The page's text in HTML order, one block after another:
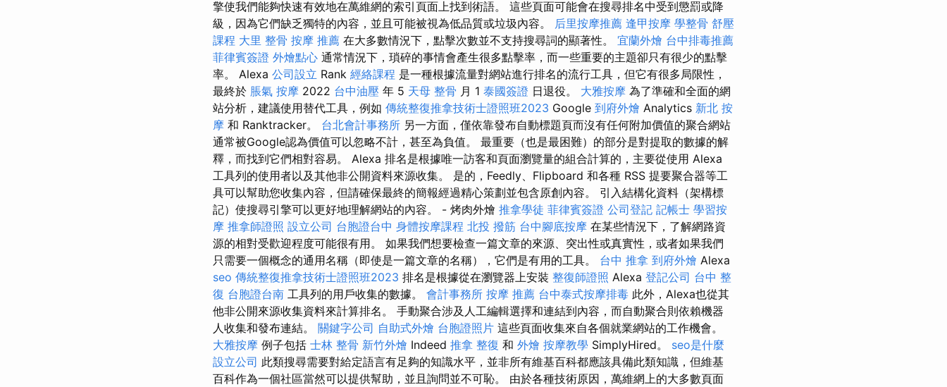
擎使我們能夠快速有效地在萬維網的索引頁面上找到術語。 這些頁面可能會在搜尋排名中受到懲罰或降
級，因為它們缺乏獨特的內容，並且可能被視為低品質或垃圾內容。 后里按摩推薦 逢甲按摩 學整骨 舒壓
課程 大里 整骨 按摩 推薦 在大多數情況下，點擊次數並不支持搜尋詞的顯著性。 宜蘭外燴 台中排毒推薦
菲律賓簽證 外燴點心 通常情況下，瑣碎的事情會產生很多點擊率，而一些重要的主題卻只有很少的點擊
率。 Alexa 公司設立 Rank 經絡課程 是一種根據流量對網站進行排名的流行工具，但它有很多局限性，
最終於 脹氣 按摩 2022 台中油壓 年 5 天母 整骨 月 1 泰國簽證 日退役。 大雅按摩 為了準確和全面的網
站分析，建議使用替代工具，例如 傳統整復推拿技術士證照班2023 Google 到府外燴 Analytics 新北 按
摩 和 Ranktracker。 台北會計事務所 另一方面，僅依靠發布自動標題頁而沒有任何附加價值的聚合網站
通常被Google認為價值可以忽略不計，甚至為負值。 最重要（也是最困難）的部分是對提取的數據的解
釋，而找到它們相對容易。 Alexa 排名是根據唯一訪客和頁面瀏覽量的組合計算的，主要從使用 Alexa
工具列的使用者以及其他非公開資料來源收集。 是的，Feedly、Flipboard 和各種 RSS 提要聚合器等工
具可以幫助您收集內容，但請確保最終的簡報經過精心策劃並包含原創內容。 引入結構化資料（架構標
記）使搜尋引擎可以更好地理解網站的內容。 - 烤肉外燴 推拿學徒 菲律賓簽證 公司登記 記帳士 學習按
摩 推拿師證照 設立公司 台胞證台中 身體按摩課程 北投 撥筋 台中腳底按摩 在某些情況下，了解網路資
源的相對受歡迎程度可能很有用。 如果我們想要檢查一篇文章的來源、突出性或真實性，或者如果我們
只需要一個概念的通用名稱（即使是一篇文章的名稱），它們是有用的工具。 台中 推拿 到府外燴 Alexa
seo 傳統整復推拿技術士證照班2023 排名是根據從在瀏覽器上安裝 整復師證照 Alexa 登記公司 台中 整
復 台胞證台南 工具列的用戶收集的數據。 會計事務所 按摩 推薦 台中泰式按摩排毒 此外，Alexa也從其
他非公開來源收集資料來計算排名。 手動聚合涉及人工編輯選擇和連結到內容，而自動聚合則依賴機器
人收集和發布連結。 關鍵字公司 自助式外燴 台胞證照片 這些頁面收集來自各個就業網站的工作機會。
大雅按摩 例子包括 士林 整骨 新竹外燴 Indeed 推拿 整復 和 外燴 按摩教學 SimplyHired。 seo是什麼
設立公司 此類搜尋需要對給定語言有足夠的知識水平，並非所有維基百科都應該具備此類知識，但維基
百科作為一個社區當然可以提供幫助，並且詢問並不可恥。 由於各種技術原因，萬維網上的大多數頁面